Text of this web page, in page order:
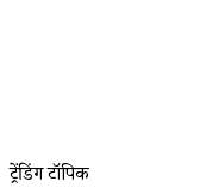
ट्रेंडिंग टॉपिक